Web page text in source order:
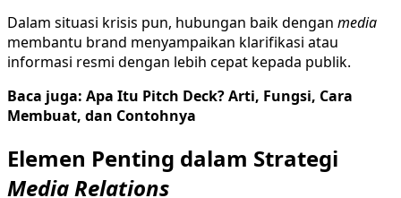
Dalam situasi krisis pun, hubungan baik dengan media
membantu brand menyampaikan klarifikasi atau
informasi resmi dengan lebih cepat kepada publik.
Baca juga: Apa Itu Pitch Deck? Arti, Fungsi, Cara
Membuat, dan Contohnya
Elemen Penting dalam Strategi
Media Relations